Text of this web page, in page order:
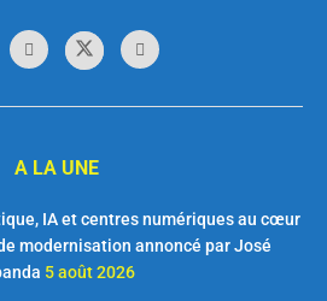
A LA UNE
IA et centres numériques au cœur
modernisation annoncé par José
5 août 2026